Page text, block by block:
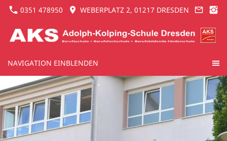
0351 478950 WEBERPLATZ 2, 01217 DRESDEN
NAVIGATION EINBLENDEN